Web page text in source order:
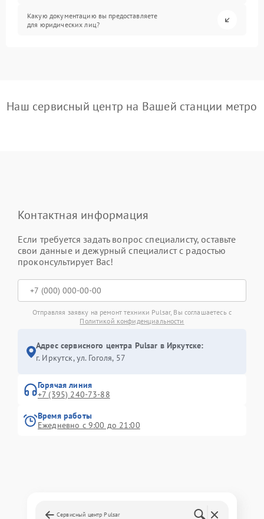
Какую документацию вы предоставляете
для юридических лиц?
Наш сервисный центр на Вашей станции метро
Контактная информация
Если требуется задать вопрос специалисту, оставьте
свои данные и дежурный специалист с радостью
проконсультирует Вас!
Отправляя заявку на ремонт техники Pulsar, Вы соглашаетесь с
Политикой конфиденциальности
Адрес сервисного центра Pulsar в Иркутске:
г. Иркутск, ул. ​Гоголя, 57
Горячая линия
+7 (395) 240-73-88
Время работы
Ежедневно с 9:00 до 21:00
Сервисный центр Pulsar